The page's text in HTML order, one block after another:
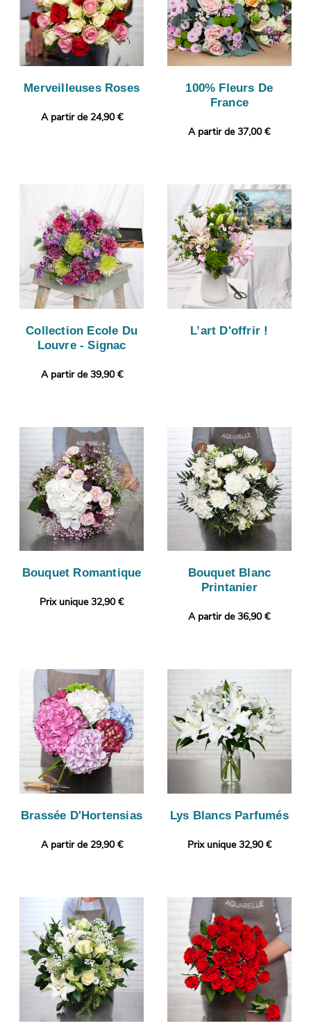
Merveilleuses Roses
A partir de 24,90 €
100% Fleurs De
France
A partir de 37,00 €
Collection Ecole Du
Louvre - Signac
A partir de 39,90 €
L’art D'offrir !
Bouquet Romantique
Prix unique 32,90 €
Bouquet Blanc
Printanier
A partir de 36,90 €
Brassée D'Hortensias
A partir de 29,90 €
Lys Blancs Parfumés
Prix unique 32,90 €